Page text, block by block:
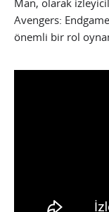
Man, olarak
Avengers:
önemli bir rol